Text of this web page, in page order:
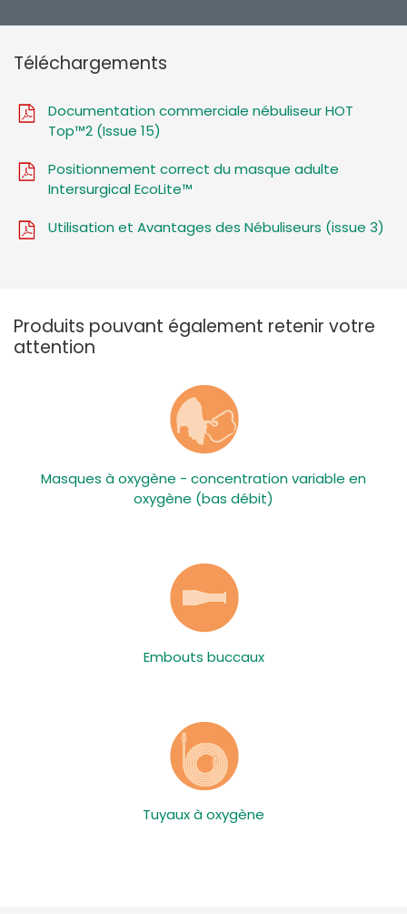
Téléchargements
Documentation commerciale nébuliseur HOT
Top™2 (Issue 15)
Positionnement correct du masque adulte
Intersurgical EcoLite™
Utilisation et Avantages des Nébuliseurs (issue 3)
Produits pouvant également retenir votre
attention
Masques à oxygène - concentration variable en
oxygène (bas débit)
Embouts buccaux
Tuyaux à oxygène